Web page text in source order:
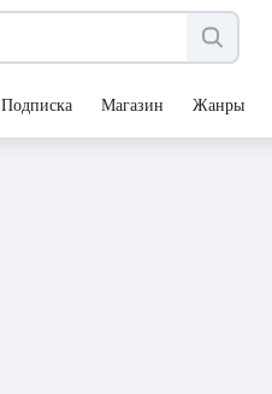
Подписка Магазин Жанры